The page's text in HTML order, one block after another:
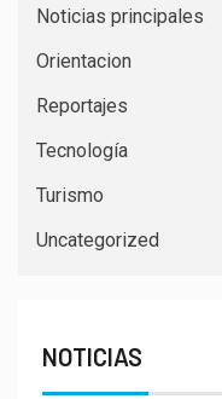
Noticias principales
Orientacion
Reportajes
Tecnología
Turismo
Uncategorized
NOTICIAS